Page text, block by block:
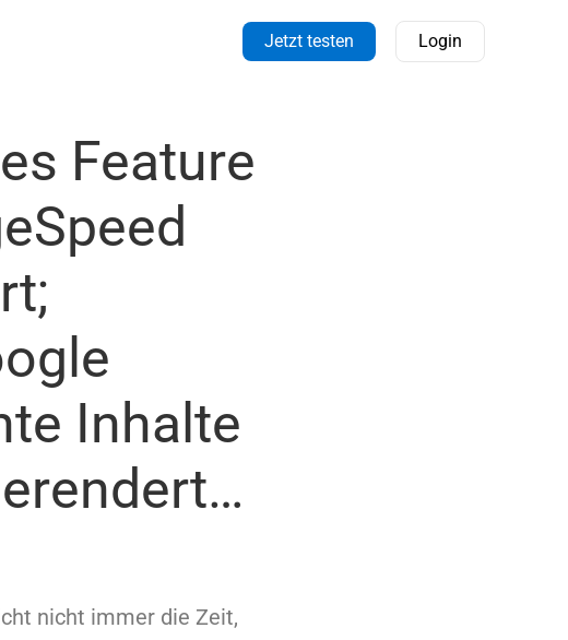
Jetzt testen Login
Feature
Inhalte
nicht immer die Zeit,